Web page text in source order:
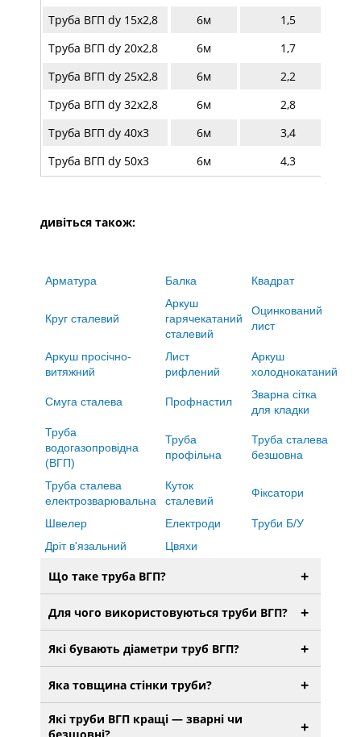
Труба ВГП dy 15х2,8 6м
1,5
Труба ВГП dy 20х2,8
6м
1,7
Труба ВГП dy 25х2,8
6м
2,2
Труба ВГП dy 32х2,8
6м 2,8
Труба ВГП dy 40х3
6м 3,4
Труба ВГП dy 50х3
6м 4,3
дивіться також:
Арматура Балка Квадрат
Круг сталевий
Аркуш
гарячекатаний
сталевий
Оцинкований
лист
Аркуш просічно-
витяжний
Лист
рифлений
Аркуш
холоднокатаний
Смуга сталева Профнастил
Зварна сітка
для кладки
Труба
водогазопровідна
(ВГП)
Труба
профільна
Труба сталева
безшовна
Труба сталева
електрозварювальна
Куток
сталевий
Фіксатори
Швелер Електроди
Труби Б/У
Дріт в'язальний
Цвяхи
Що таке труба ВГП? +
Для чого використовуються труби ВГП? +
Які бувають діаметри труб ВГП? +
Яка товщина стінки труби? +
Які труби ВГП кращі — зварні чи
+